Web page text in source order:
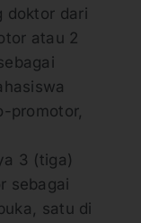
doktor dari
atau 2
promotor,
3 (tiga)
sebagai
satu di